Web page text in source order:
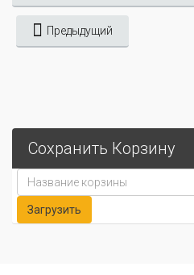
Предыдущий
Сохранить Корзину